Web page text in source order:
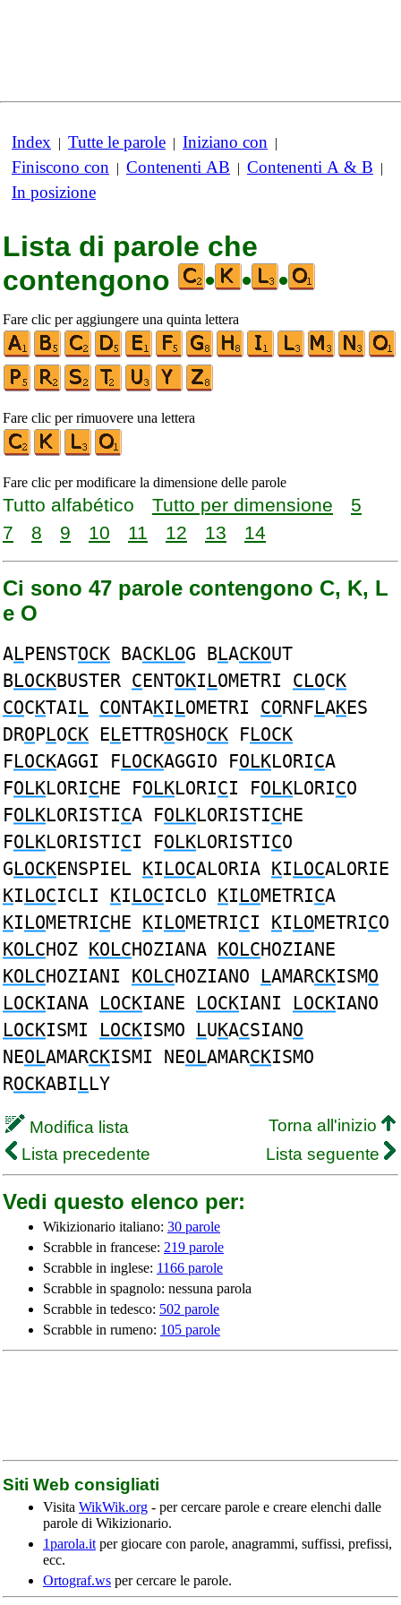
Index | Tutte le parole | Iniziano con |
Finiscono con | Contenenti AB | Contenenti A & B |
In posizione
Lista di parole che
contengono
• • •
Fare clic per aggiungere una quinta lettera
Fare clic per rimuovere una lettera
Fare clic per modificare la dimensione delle parole
Tutto alfabético Tutto per dimensione
5
7
8 9 10 11 12 13 14
Ci sono 47 parole contengono C, K, L
e O
ALPENSTOCK BACKLOG BLACKOUT
BLOCKBUSTER CENTOKILOMETRI CLOCK
COCKTAIL CONTAKILOMETRI CORNFLAKES
DROPLOCK ELETTROSHOCK FLOCK
FLOCKAGGI FLOCKAGGIO FOLKLORICA
FOLKLORICHE FOLKLORICI FOLKLORICO
FOLKLORISTICA FOLKLORISTICHE
FOLKLORISTICI FOLKLORISTICO
GLOCKENSPIEL KILOCALORIA KILOCALORIE
KILOCICLI KILOCICLO KILOMETRICA
KILOMETRICHE KILOMETRICI KILOMETRICO
KOLCHOZ KOLCHOZIANA KOLCHOZIANE
KOLCHOZIANI KOLCHOZIANO LAMARCKISMO
LOCKIANA LOCKIANE LOCKIANI LOCKIANO
LOCKISMI LOCKISMO LUKACSIANO
NEOLAMARCKISMI NEOLAMARCKISMO
ROCKABILLY
Modifica lista
Torna all'inizio
Lista precedente
Lista seguente
Vedi questo elenco per:
Wikizionario italiano: 30 parole
Scrabble in francese: 219 parole
Scrabble in inglese: 1166 parole
Scrabble in spagnolo: nessuna parola
Scrabble in tedesco: 502 parole
Scrabble in rumeno: 105 parole
Siti Web consigliati
Visita WikWik.org - per cercare parole e creare elenchi dalle
parole di Wikizionario.
1parola.it per giocare con parole, anagrammi, suffissi, prefissi,
ecc.
Ortograf.ws per cercare le parole.